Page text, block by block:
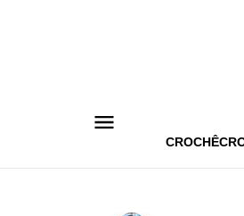
CROCHÊ